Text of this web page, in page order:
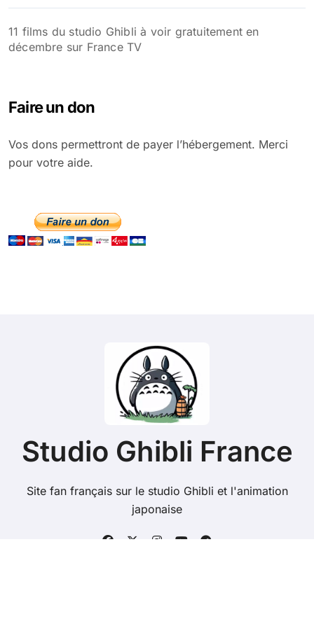
11 films du studio Ghibli à voir gratuitement en
décembre sur France TV
Faire un don
Vos dons permettront de payer l’hébergement. Merci
pour votre aide.
Studio Ghibli France
Site fan français sur le studio Ghibli et l'animation
japonaise